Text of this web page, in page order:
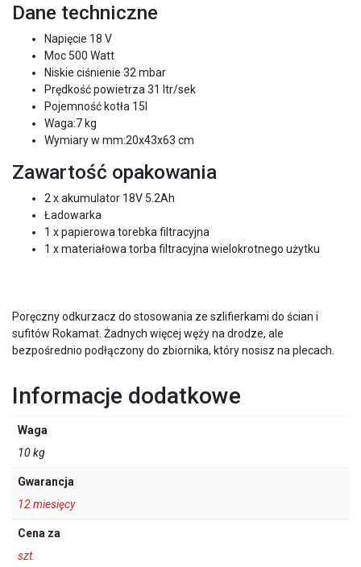
Dane techniczne
Napięcie 18 V
Moc 500 Watt
Niskie ciśnienie 32 mbar
Prędkość powietrza 31 ltr/sek
Pojemność kotła 15l
Waga:7 kg
Wymiary w mm:20x43x63 cm
Zawartość opakowania
2 x akumulator 18V 5.2Ah
Ładowarka
1 x papierowa torebka filtracyjna
1 x materiałowa torba filtracyjna wielokrotnego użytku
Poręczny odkurzacz do stosowania ze szlifierkami do ścian i
sufitów Rokamat. Żadnych więcej węży na drodze, ale
bezpośrednio podłączony do zbiornika, który nosisz na plecach.
Informacje dodatkowe
Waga
10 kg
Gwarancja
12 miesięcy
Cena za
szt.